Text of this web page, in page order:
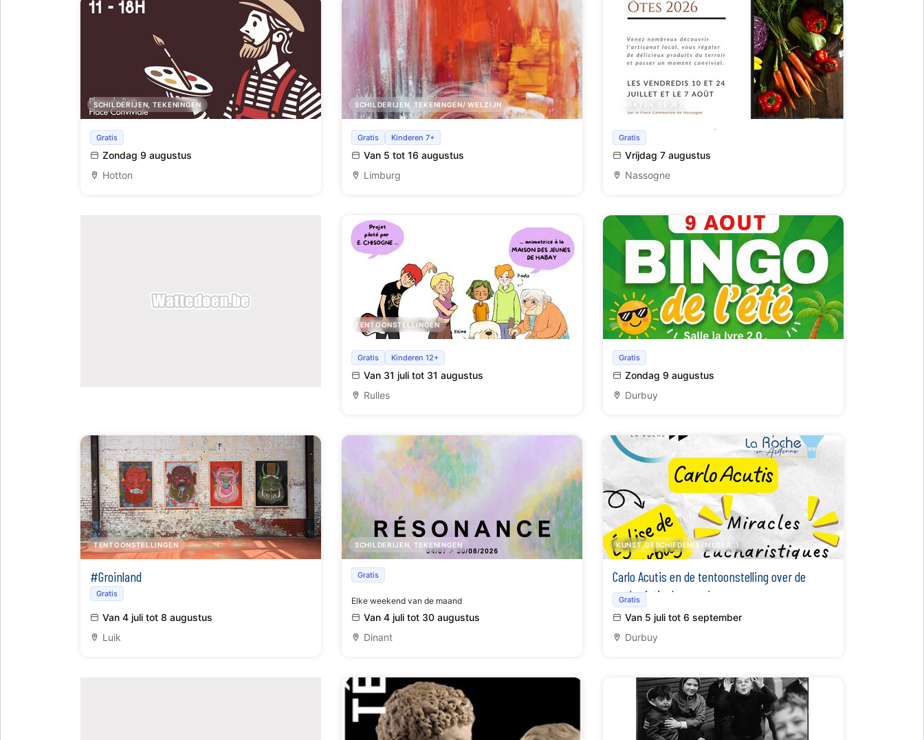
SCHILDERIJEN, TEKENINGEN
Hotton-Montmartre, ambachtmarkt
Gratis
Zondag 9 augustus
Hotton
SCHILDERIJEN, TEKENINGEN/ WELZIJN
Kunsttentoonstelling: Nicole Delhez
Gratis Kinderen 7+
Van 5 tot 16 augustus
Limburg
MARKTEN, BEURZEN, SALONS
Martchîs d'èmon nos Ôtes
Gratis
Vrijdag 7 augustus
Nassogne
TENTOONSTELLINGEN
De D'Jônezine
Gratis Kinderen 12+
Van 31 juli tot 31 augustus
Rulles
Tweede bingo van de zomer, georganiseerd
door het Chainrue - Basse Sauvenière
Gratis
Zondag 9 augustus
Durbuy
TENTOONSTELLINGEN
#Groinland
Gratis
Van 4 juli tot 8 augustus
Luik
SCHILDERIJEN, TEKENINGEN
Résonance - Auras, halos et champs
vibratoires
Gratis
Elke weekend van de maand
Van 4 juli tot 30 augustus
Dinant
KUNST,GESCHIEDENIS (MUSEA..)
Carlo Acutis en de tentoonstelling over de
eucharistische wonderen
Gratis
Van 5 juli tot 6 september
Durbuy